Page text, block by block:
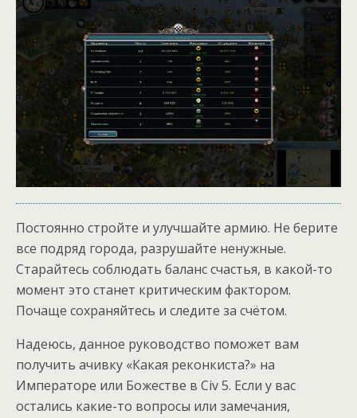
Постоянно стройте и улучшайте армию. Не берите
все подряд города, разрушайте ненужные.
Старайтесь соблюдать баланс счастья, в какой-то
момент это станет критическим фактором.
Почаще сохраняйтесь и следите за счётом.
Надеюсь, данное руководство поможет вам
получить ачивку «Какая реконкиста?» на
Императоре или Божестве в Civ 5. Если у вас
остались какие-то вопросы или замечания,